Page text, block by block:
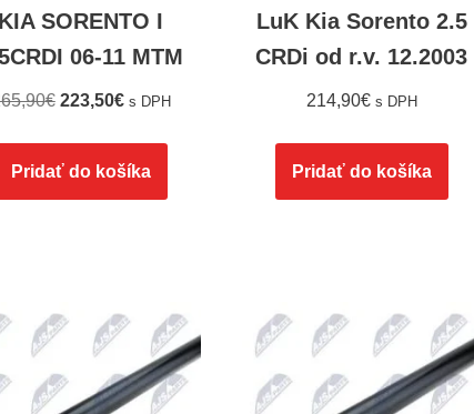
KIA SORENTO I
06-11 MTM
€ 223,50€ s DPH
Pridať do košíka
LuK Kia Sorento 2.5
CRDi od r.v. 12.2003
214,90€ s DPH
Pridať do košíka